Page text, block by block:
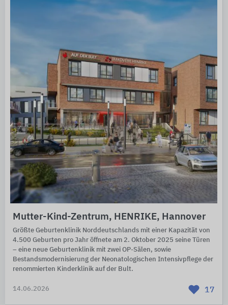
Mutter-Kind-Zentrum, HENRIKE, Hannover
Größte Geburtenklinik Norddeutschlands mit einer Kapazität von
4.500 Geburten pro Jahr öffnete am 2. Oktober 2025 seine Türen
– eine neue Geburtenklinik mit zwei OP-Sälen, sowie
Bestandsmodernisierung der Neonatologischen Intensivpflege der
renommierten Kinderklinik auf der Bult.
14.06.2026 17